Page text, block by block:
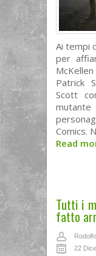
Ai tempi
per
Patrick
Scott
Comics.
Read
Tutti i
fatto
22